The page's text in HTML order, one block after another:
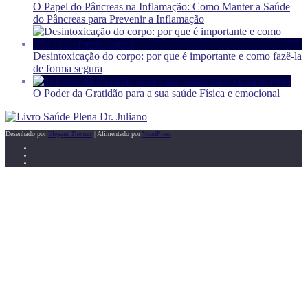
O Papel do Pâncreas na Inflamação: Como Manter a Saúde
do Pâncreas para Prevenir a Inflamação
Desintoxicação do corpo: por que é importante e como fazê-la
de forma segura
O Poder da Gratidão para a sua saúde Física e emocional
Desenhado por Elegant Themes | Alimentado porWordPress